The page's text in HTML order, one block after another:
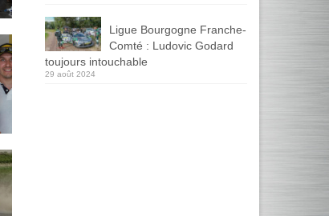
Ligue Bourgogne Franche-
Comté : Ludovic Godard
toujours intouchable
29 août 2024